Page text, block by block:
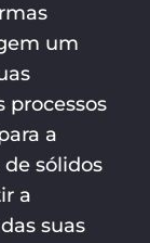
um
processos
a
sólidos
a
suas